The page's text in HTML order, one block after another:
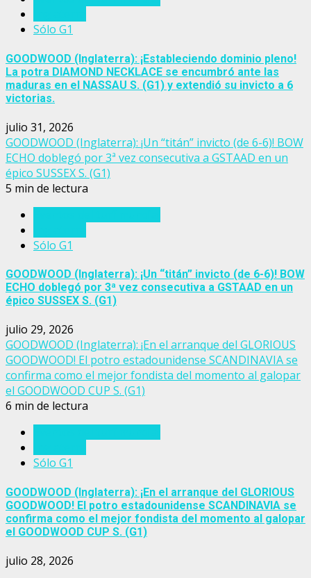
Sólo G1
GOODWOOD (Inglaterra): ¡Estableciendo dominio pleno!
La potra DIAMOND NECKLACE se encumbró ante las
maduras en el NASSAU S. (G1) y extendió su invicto a 6
victorias.
julio 31, 2026
GOODWOOD (Inglaterra): ¡Un “titán” invicto (de 6-6)! BOW
ECHO doblegó por 3ª vez consecutiva a GSTAAD en un
épico SUSSEX S. (G1)
5 min de lectura
Sólo G1
GOODWOOD (Inglaterra): ¡Un “titán” invicto (de 6-6)! BOW
ECHO doblegó por 3ª vez consecutiva a GSTAAD en un
épico SUSSEX S. (G1)
julio 29, 2026
GOODWOOD (Inglaterra): ¡En el arranque del GLORIOUS
GOODWOOD! El potro estadounidense SCANDINAVIA se
confirma como el mejor fondista del momento al galopar
el GOODWOOD CUP S. (G1)
6 min de lectura
Sólo G1
GOODWOOD (Inglaterra): ¡En el arranque del GLORIOUS
GOODWOOD! El potro estadounidense SCANDINAVIA se
confirma como el mejor fondista del momento al galopar
el GOODWOOD CUP S. (G1)
julio 28, 2026